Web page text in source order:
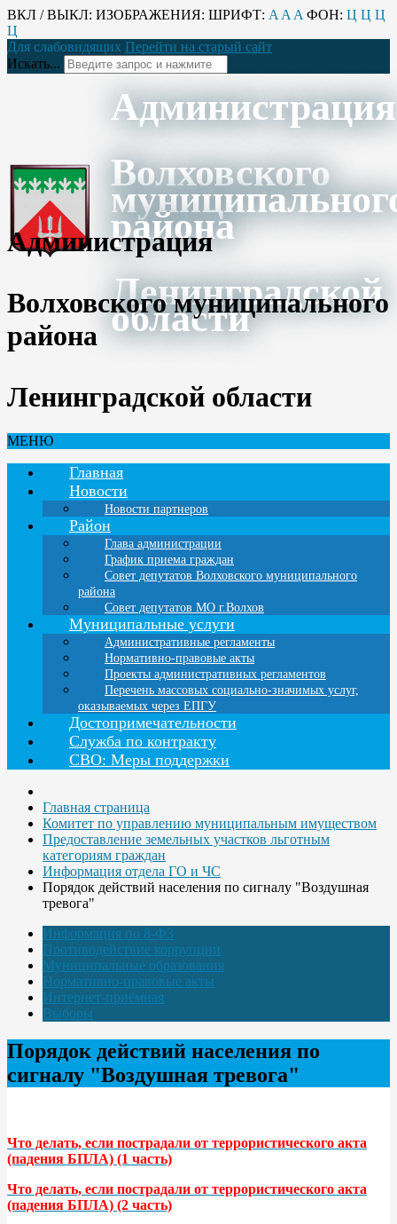
ВКЛ / ВЫКЛ: ИЗОБРАЖЕНИЯ: ШРИФТ: A A A ФОН: Ц Ц Ц
Ц
Для слабовидящих Перейти на старый сайт
Искать...
Администрация
Волховского
района
Ленинградской
области
Администрация
Волховского муниципального
района
Ленинградской области
МЕНЮ
Главная
Новости
Новости партнеров
Район
Глава администрации
График приема граждан
Совет депутатов Волховского муниципального
района
Совет депутатов МО г.Волхов
Муниципальные услуги
Административные регламенты
Нормативно-правовые акты
Проекты административных регламентов
Перечень массовых социально-значимых услуг,
оказываемых через ЕПГУ
Достопримечательности
Служба по контракту
СВО: Меры поддержки
Главная страница
Комитет по управлению муниципальным имуществом
Предоставление земельных участков льготным
категориям граждан
Информация отдела ГО и ЧС
Порядок действий населения по сигналу "Воздушная
тревога"
Информация по 8-ФЗ
Противодействие коррупции
Муниципальные образования
Нормативно-правовые акты
Интернет-приёмная
Выборы
Порядок действий населения по
сигналу "Воздушная тревога"
Что делать, если пострадали от террористического акта
(падения БПЛА) (1 часть)
Что делать, если пострадали от террористического акта
(падения БПЛА) (2 часть)